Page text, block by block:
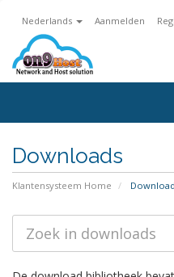
Nederlands Aanmelden
Downloads
Klantensysteem Home